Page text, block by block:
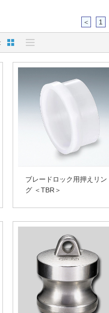
＜ 1
ブレードロック用押えリン
グ ＜TBR＞